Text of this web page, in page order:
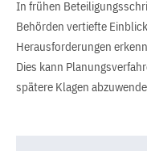
In frühen
Behörden vertiefte
Herausforderungen
Dies kann
spätere Klagen